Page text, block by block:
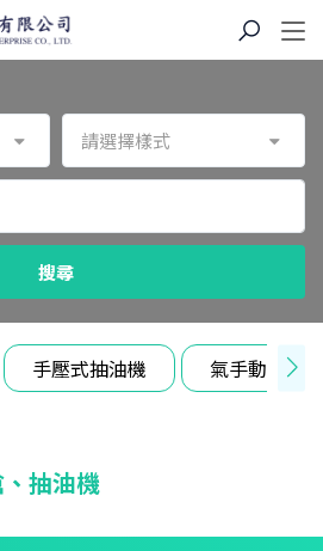
請選擇樣式
搜尋
手壓式抽油機 氣手動兩用
抽油機